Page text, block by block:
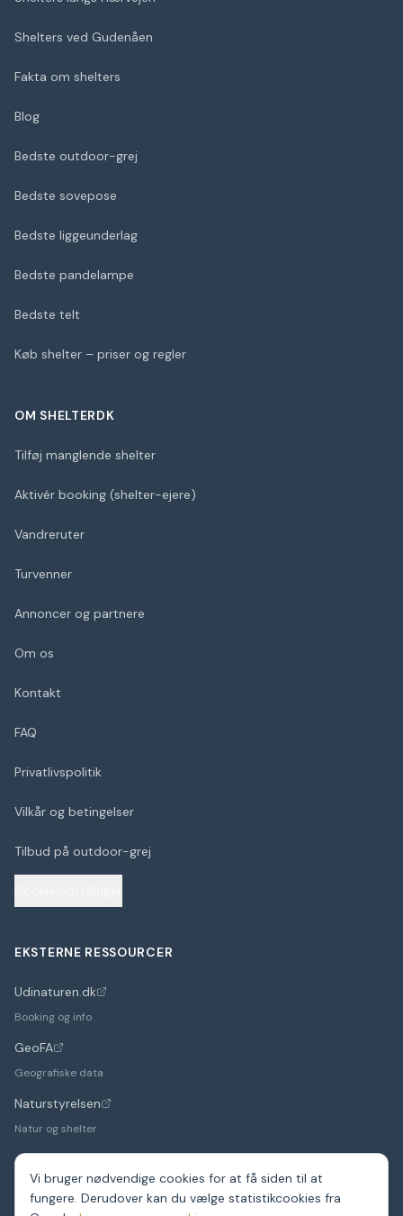
Vi bruger nødvendige cookies for at få siden til at
fungere. Derudover kan du vælge statistikcookies fra
Shelters ved Gudenåen
Fakta om shelters
Blog
Bedste outdoor-grej
Bedste sovepose
Bedste liggeunderlag
Bedste pandelampe
Bedste telt
Køb shelter – priser og regler
OM SHELTERDK
Tilføj manglende shelter
Aktivér booking (shelter-ejere)
Vandreruter
Turvenner
Annoncer og partnere
Om os
Kontakt
FAQ
Privatlivspolitik
Vilkår og betingelser
Tilbud på outdoor-grej
EKSTERNE RESSOURCER
Udinaturen.dk
(åbner i nyt faneblad)
Booking og info
GeoFA
(åbner i nyt faneblad)
Geografiske data
Naturstyrelsen
(åbner i nyt faneblad)
Natur og shelter